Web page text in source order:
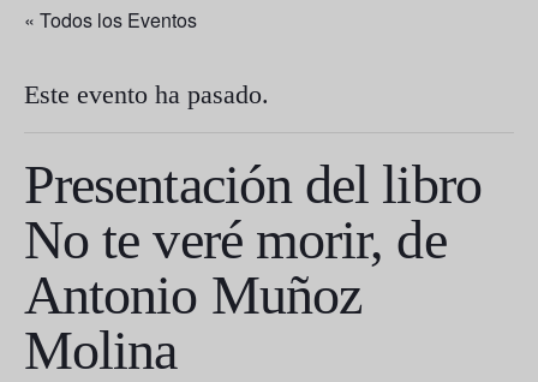
« Todos los Eventos
Este evento ha pasado.
Presentación del libro
No te veré morir, de
Antonio Muñoz
Molina